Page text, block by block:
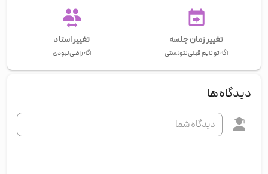
تغییر زمان جلسه
اگه تو تایم قبلی نتونستی
تغییر استاد
اگه راضی نبودی
دیدگاه‌ها